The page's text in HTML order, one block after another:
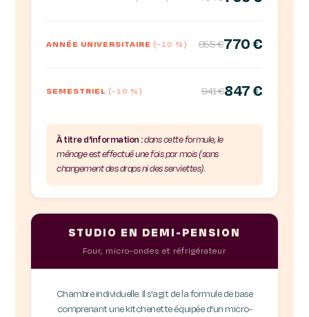
ANNÉE UNIVERSITAIRE(-10 %) 855 €770 €
SEMESTRIEL(-10 %) 941 €847 €
À titre d'information :dans cette formule, le
ménage est effectué une fois par mois (sans
changement des draps ni des serviettes).
STUDIO EN DEMI-PENSION
Four, micro-ondes et réfrigérateur
Chambre individuelle. Il s'agit de la formule de base
comprenant une kitchenette équipée d'un micro-